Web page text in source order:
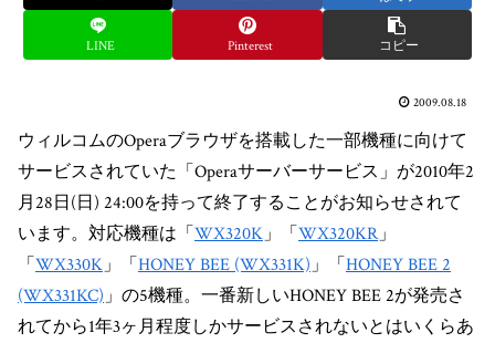
LINE Pinterest コピー
2009.08.18
ウィルコムのOperaブラウザを搭載した一部機種に向けて
サービスされていた「Operaサーバーサービス」が2010年2
月28日(日) 24:00を持って終了することがお知らせされて
います。対応機種は「WX320K」「WX320KR」
「WX330K」「HONEY BEE (WX331K)」「HONEY BEE 2
(WX331KC)」の5機種。一番新しいHONEY BEE 2が発売さ
れてから1年3ヶ月程度しかサービスされないとはいくらあ